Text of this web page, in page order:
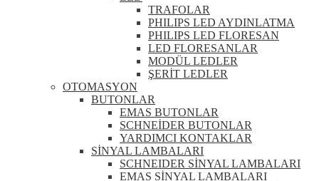
TRAFOLAR
PHILIPS LED AYDINLATMA
PHILIPS LED FLORESAN
LED FLORESANLAR
MODÜL LEDLER
ŞERİT LEDLER
OTOMASYON
BUTONLAR
EMAS BUTONLAR
SCHNEİDER BUTONLAR
YARDIMCI KONTAKLAR
SİNYAL LAMBALARI
SCHNEIDER SİNYAL LAMBALARI
EMAS SİNYAL LAMBALARI